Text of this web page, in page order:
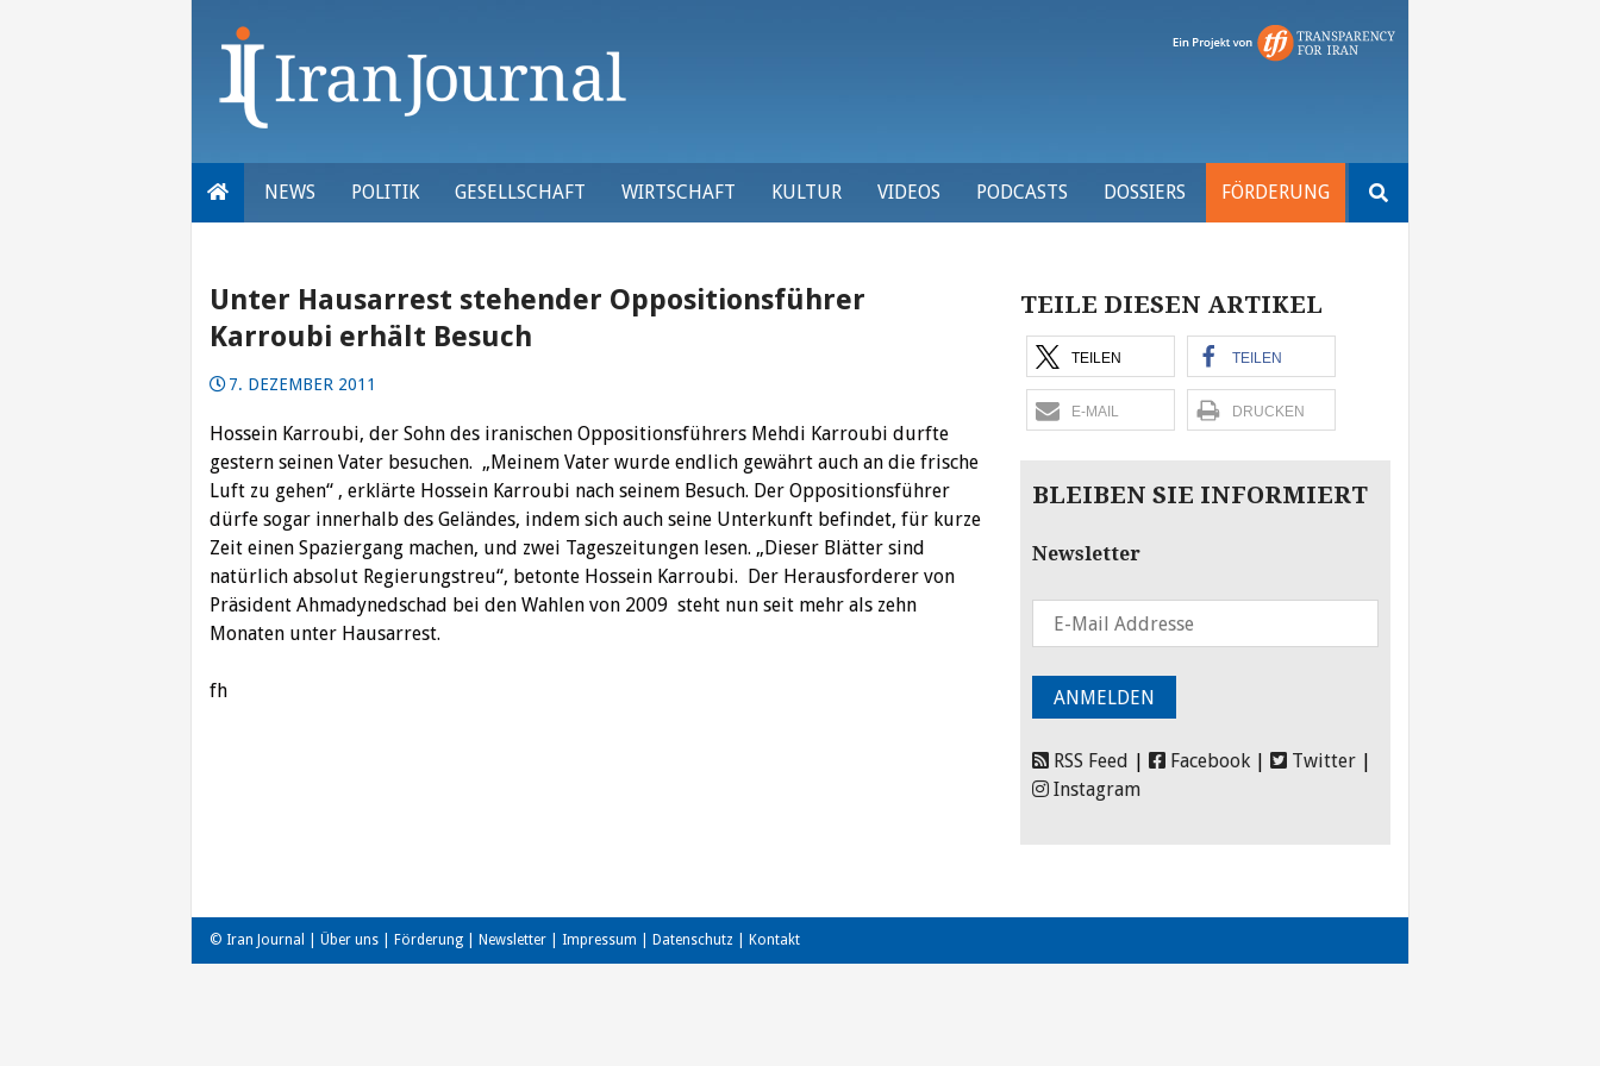
NEWS POLITIK GESELLSCHAFT WIRTSCHAFT KULTUR VIDEOS PODCASTS DOSSIERS FÖRDERUNG
nach:
Unter Hausarrest stehender Oppositionsführer
Karroubi erhält Besuch
7. DEZEMBER 2011
Hossein Karroubi, der Sohn des iranischen Oppositionsführers Mehdi Karroubi durfte
gestern seinen Vater besuchen. „Meinem Vater wurde endlich gewährt auch an die frische
Luft zu gehen“ , erklärte Hossein Karroubi nach seinem Besuch. Der Oppositionsführer
dürfe sogar innerhalb des Geländes, indem sich auch seine Unterkunft befindet, für kurze
Zeit einen Spaziergang machen, und zwei Tageszeitungen lesen. „Dieser Blätter sind
natürlich absolut Regierungstreu“, betonte Hossein Karroubi. Der Herausforderer von
Präsident Ahmadynedschad bei den Wahlen von 2009 steht nun seit mehr als zehn
Monaten unter Hausarrest.
fh
TEILE DIESEN ARTIKEL
TEILEN TEILEN
E-MAIL DRUCKEN
BLEIBEN SIE INFORMIERT
Newsletter
RSS Feed Facebook Twitter
Instagram
© Iran Journal | Über uns Förderung Newsletter Impressum Datenschutz Kontakt